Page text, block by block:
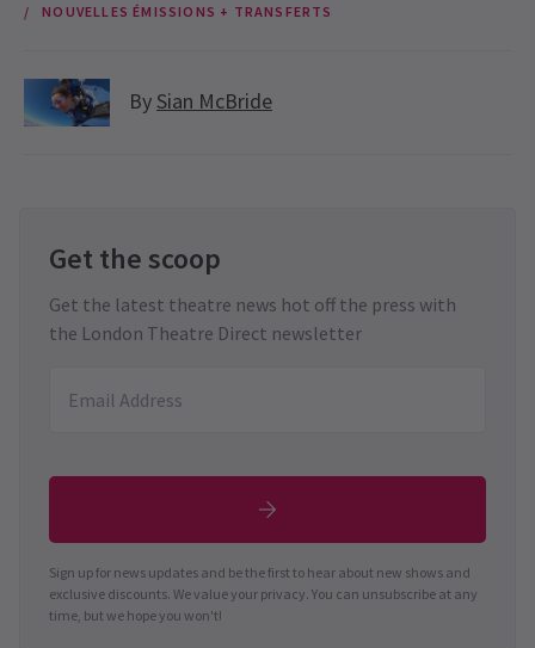
NOUVELLES ÉMISSIONS + TRANSFERTS
By Sian McBride
Get the scoop
Get the latest theatre news hot off the press with
the London Theatre Direct newsletter
Sign up for news updates and be the first to hear about new shows and
exclusive discounts. We value your privacy. You can unsubscribe at any
time, but we hope you won't!